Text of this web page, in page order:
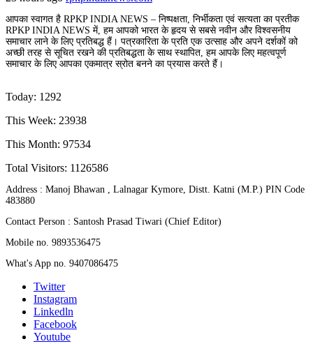
आपका स्वागत है RPKP INDIA NEWS – निष्पक्षता, निर्भीकता एवं सत्यता का प्रतीक
RPKP INDIA NEWS में, हम आपको भारत के हृदय से सबसे नवीन और विश्वसनीय
समाचार लाने के लिए प्रतिबद्ध हैं। पत्रकारिता के प्रति एक उत्साह और अपने दर्शकों को
अच्छी तरह से सूचित रखने की प्रतिबद्धता के साथ स्थापित, हम आपके लिए महत्वपूर्ण
समाचार के लिए आपका एकमात्र स्रोत बनने का प्रयास करते हैं।
Today: 1292
This Week: 23938
This Month: 97534
Total Visitors: 1126586
Address : Manoj Bhawan , Lalnagar Kymore, Distt. Katni (M.P.) PIN Code
483880
Contact Person : Santosh Prasad Tiwari (Chief Editor)
Mobile no. 9893536475
What's App no. 9407086475
Twitter
Instagram
Linkedln
Facebook
Youtube